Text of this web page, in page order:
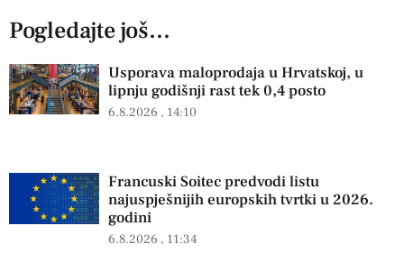
Pogledajte još...
Usporava maloprodaja u Hrvatskoj, u
lipnju godišnji rast tek 0,4 posto
6.8.2026 14:10
Francuski Soitec predvodi listu
najuspješnijih europskih tvrtki u 2026.
godini
6.8.2026 11:34